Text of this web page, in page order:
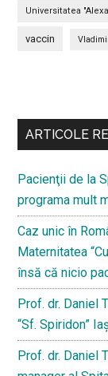
Universitatea
vaccin
ARTICOLE
Pacienţii de la
programa mult
Caz unic în
Maternitatea
însă că nicio
Prof. dr. Daniel
“Sf. Spiridon”
Prof. dr. Daniel